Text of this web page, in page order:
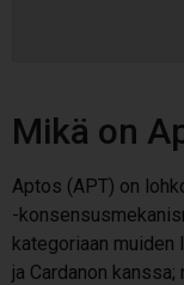
Mikä on
Aptos (APT) on
-
kategoriaan muiden
ja Cardanon